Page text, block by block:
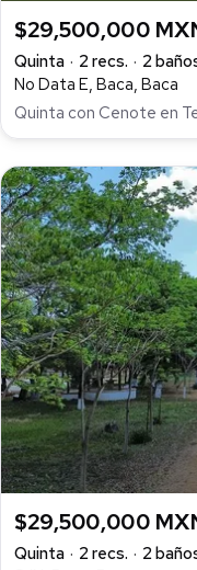
$29,500,000
Quinta
2 recs. 2
No Data E, Baca, Baca
Quinta con Cenote en
$29,500,000
Quinta
2 recs. 2